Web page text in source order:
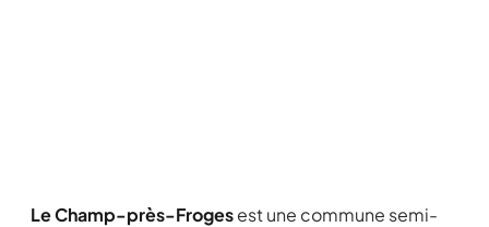
Le Champ-près-Frogesest une commune semi-